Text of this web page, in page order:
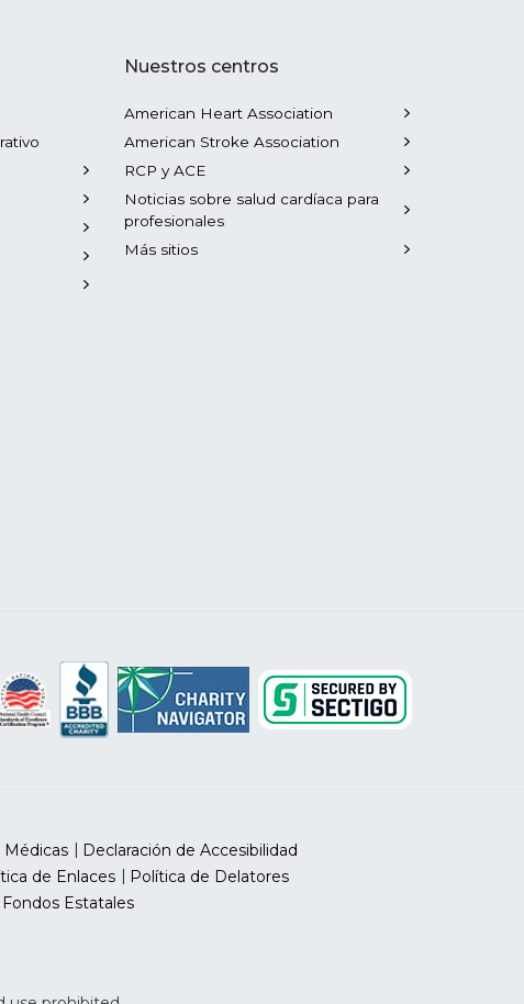
Nuestros centros
American Heart Association
American Stroke Association
RCP y ACE
Noticias sobre salud cardíaca para
profesionales
Más sitios
Declaración de Accesibilidad
de Enlaces
Política de Delatores
Estatales